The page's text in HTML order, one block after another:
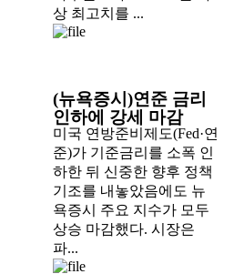
상 최고치를 ...
(뉴욕증시)연준 금리
인하에 강세 마감
미국 연방준비제도(Fed·연
준)가 기준금리를 소폭 인
하한 뒤 신중한 향후 정책
기조를 내놓았음에도 뉴
욕증시 주요 지수가 모두
상승 마감했다. 시장은
파...